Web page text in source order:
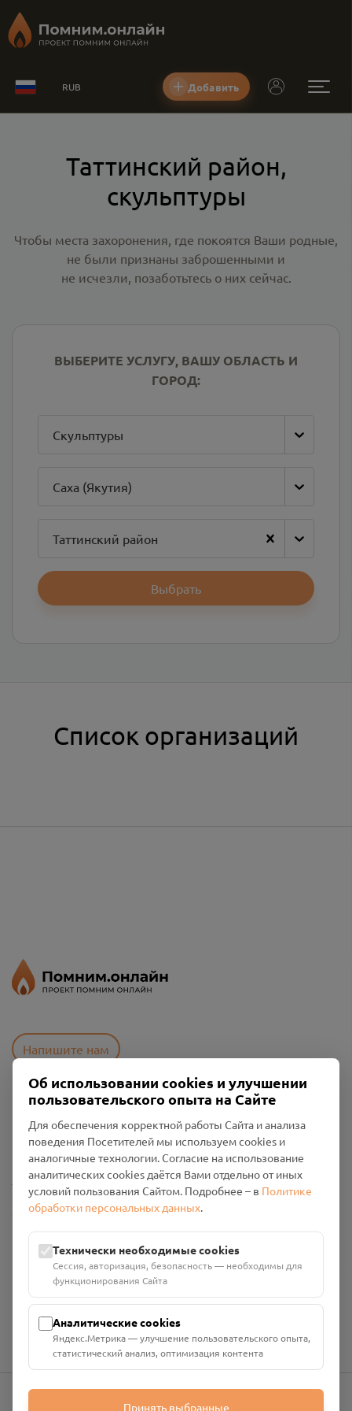
RUB Добавить
Таттинский район,
скульптуры
Чтобы места захоронения, где покоятся Ваши родные,
не были признаны заброшенными и
не исчезли, позаботьтесь о них сейчас.
ВЫБЕРИТЕ УСЛУГУ, ВАШУ ОБЛАСТЬ И
ГОРОД:
Скульптуры
Саха (Якутия)
Таттинский район
Выбрать
Список организаций
Напишите нам
Политика конфиденциальности
Промо-материалы
Настройки cookies
Общество с ограниченной ответственностью «Смоленский
Проект Помним»
ИНН: 6700029207 ОГРН: 1256700001986
Юридический адрес: 216790, Смоленская область, р-н
Руднянский, г. Рудня, улица Западная, д. 26А, пом. 18
Номер счёта: 40702810901130004287 в АО "АЛЬФА-БАНК"
Об использовании cookies и улучшении
пользовательского опыта на Сайте
Для обеспечения корректной работы Сайта и анализа
поведения Посетителей мы используем cookies и
аналогичные технологии. Согласие на использование
аналитических cookies даётся Вами отдельно от иных
условий пользования Сайтом. Подробнее – в Политике
обработки персональных данных.
Технически необходимые cookies
Сессия, авторизация, безопасность — необходимы для
функционирования Сайта
Аналитические cookies
Яндекс.Метрика — улучшение пользовательского опыта,
статистический анализ, оптимизация контента
Принять выбранные